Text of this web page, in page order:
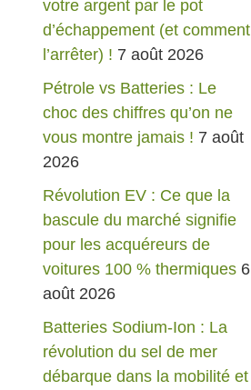
votre argent par le pot
d’échappement (et comment
l’arrêter) ! 7 août 2026
Pétrole vs Batteries : Le
choc des chiffres qu’on ne
vous montre jamais ! 7 août
2026
Révolution EV : Ce que la
bascule du marché signifie
pour les acquéreurs de
voitures 100 % thermiques 6
août 2026
Batteries Sodium-Ion : La
révolution du sel de mer
débarque dans la mobilité et